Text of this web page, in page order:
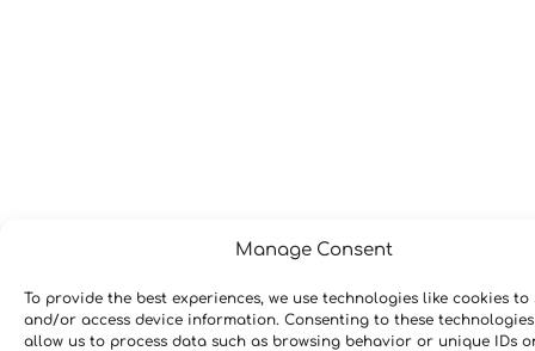
Manage Consent
To provide the best experiences, we use technologies like cookies to
and/or access device information. Consenting to these
allow us to process data such as browsing behavior or unique IDs